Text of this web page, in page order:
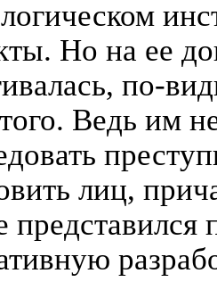
Но на ее
по-
Ведь им
лиц,
представился